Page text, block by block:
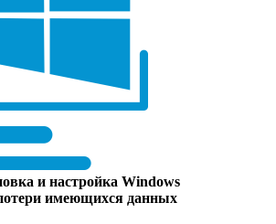
и настройка Windows
имеющихся данных